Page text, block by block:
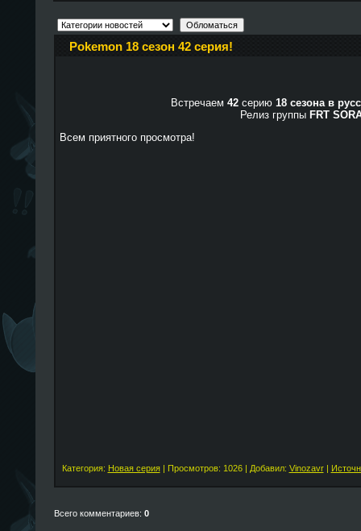
Pokemon 18 сезон 42 серия!
Встречаем 42 серию 18 сезона в
Релиз группы FRT
Всем приятного просмотра!
Категория: Новая серия| Просмотров: 1026 | Добавил: Vinozavr|
Всего комментариев: 0